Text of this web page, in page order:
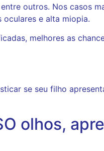
outros. Nos casos
e alta miopia.
melhores as
se seu filho
olhos,